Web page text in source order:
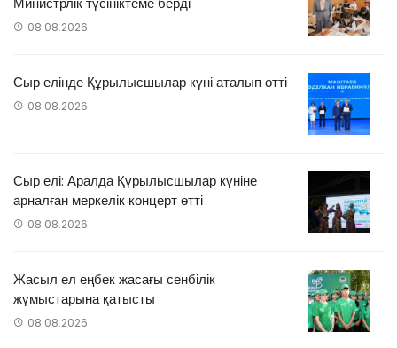
08.08.2026
Сыр елінде Құрылысшылар күні аталып өтті
08.08.2026
Сыр елі: Аралда Құрылысшылар күніне
арналған меркелік концерт өтті
08.08.2026
Жасыл ел еңбек жасағы сенбілік
жұмыстарына қатысты
08.08.2026